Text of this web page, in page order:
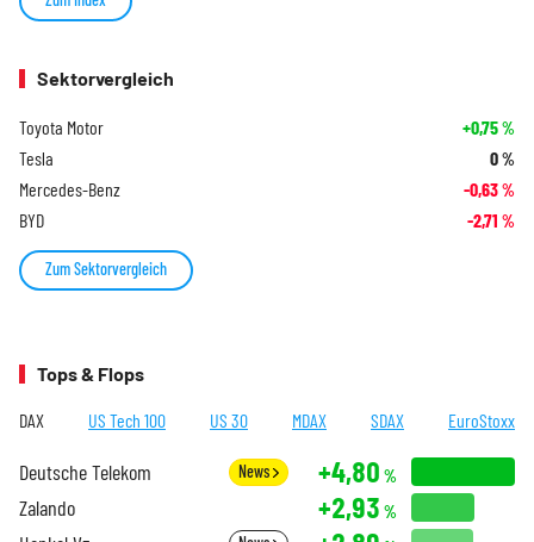
Sektorvergleich
Toyota Motor +0,75%
Tesla 0%
Mercedes-Benz -0,63%
BYD -2,71 %
Zum Sektorvergleich
Tops & Flops
DAX US Tech 100 US 30 MDAX SDAX EuroStoxx
Deutsche Telekom News +4,80 %
Zalando +2,93 %